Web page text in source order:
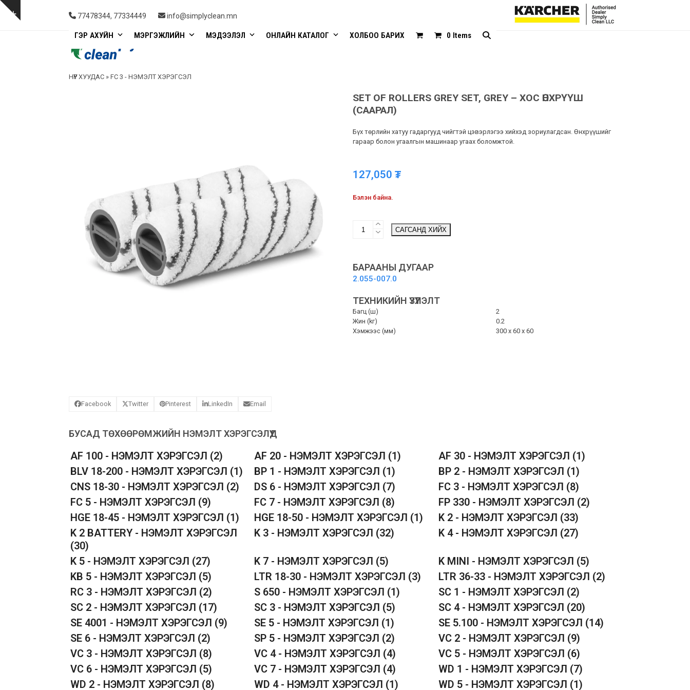
Skip
Show
77478344, 77334449 info@simplyclean.mn
ГЭР АХУЙН МЭРГЭЖЛИЙН МЭДЭЭЛЭЛ ОНЛАЙН КАТАЛОГ ХОЛБОО БАРИХ 0 Items
НҮҮР ХУУДАС »FC 3 - НЭМЭЛТ ХЭРЭГСЭЛ
SET OF ROLLERS GREY SET, GREY – ХОС ӨНХРҮҮШ
(СААРАЛ)
Бүх төрлийн хатуу гадаргууд чийгтэй цэвэрлэгээ хийхэд зориулагдсан. Өнхрүүшийг
гараар болон угаалгын машинаар угаах боломжтой.
127,050 ₮
Бэлэн байна.
set,
-
өнхрүүш
(саарал)
quantity
САГСАНД ХИЙХ
БАРААНЫ ДУГААР
2.055-007.0
ТЕХНИКИЙН ҮЗҮҮЛЭЛТ
Багц (ш)
2
Жин (kг)
0.2
Хэмжээс (мм)
300 х 60 х 60
Facebook Twitter Pinterest LinkedIn Email
БУСАД ТӨХӨӨРӨМЖИЙН НЭМЭЛТ ХЭРЭГСЭЛҮҮД
AF 100 - НЭМЭЛТ ХЭРЭГСЭЛ (2) AF 20 - НЭМЭЛТ ХЭРЭГСЭЛ (1) AF 30 - НЭМЭЛТ ХЭРЭГСЭЛ (1)
BLV 18-200 - НЭМЭЛТ ХЭРЭГСЭЛ (1) BP 1 - НЭМЭЛТ ХЭРЭГСЭЛ (1) BP 2 - НЭМЭЛТ ХЭРЭГСЭЛ (1)
CNS 18-30 - НЭМЭЛТ ХЭРЭГСЭЛ (2) DS 6 - НЭМЭЛТ ХЭРЭГСЭЛ (7) FC 3 - НЭМЭЛТ ХЭРЭГСЭЛ (8)
FC 5 - НЭМЭЛТ ХЭРЭГСЭЛ (9) FC 7 - НЭМЭЛТ ХЭРЭГСЭЛ (8) FP 330 - НЭМЭЛТ ХЭРЭГСЭЛ (2)
HGE 18-45 - НЭМЭЛТ ХЭРЭГСЭЛ (1) HGE 18-50 - НЭМЭЛТ ХЭРЭГСЭЛ (1) K 2 - НЭМЭЛТ ХЭРЭГСЭЛ (33)
K 2 BATTERY - НЭМЭЛТ ХЭРЭГСЭЛ
(30)
K 3 - НЭМЭЛТ ХЭРЭГСЭЛ (32) K 4 - НЭМЭЛТ ХЭРЭГСЭЛ (27)
K 5 - НЭМЭЛТ ХЭРЭГСЭЛ (27) K 7 - НЭМЭЛТ ХЭРЭГСЭЛ (5) K MINI - НЭМЭЛТ ХЭРЭГСЭЛ (5)
KB 5 - НЭМЭЛТ ХЭРЭГСЭЛ (5) LTR 18-30 - НЭМЭЛТ ХЭРЭГСЭЛ (3) LTR 36-33 - НЭМЭЛТ ХЭРЭГСЭЛ (2)
RC 3 - НЭМЭЛТ ХЭРЭГСЭЛ (2) S 650 - НЭМЭЛТ ХЭРЭГСЭЛ (1) SC 1 - НЭМЭЛТ ХЭРЭГСЭЛ (2)
SC 2 - НЭМЭЛТ ХЭРЭГСЭЛ (17) SC 3 - НЭМЭЛТ ХЭРЭГСЭЛ (5) SC 4 - НЭМЭЛТ ХЭРЭГСЭЛ (20)
SE 4001 - НЭМЭЛТ ХЭРЭГСЭЛ (9) SE 5 - НЭМЭЛТ ХЭРЭГСЭЛ (1) SE 5.100 - НЭМЭЛТ ХЭРЭГСЭЛ (14)
SE 6 - НЭМЭЛТ ХЭРЭГСЭЛ (2) SP 5 - НЭМЭЛТ ХЭРЭГСЭЛ (2) VC 2 - НЭМЭЛТ ХЭРЭГСЭЛ (9)
VC 3 - НЭМЭЛТ ХЭРЭГСЭЛ (8) VC 4 - НЭМЭЛТ ХЭРЭГСЭЛ (4) VC 5 - НЭМЭЛТ ХЭРЭГСЭЛ (6)
VC 6 - НЭМЭЛТ ХЭРЭГСЭЛ (5) VC 7 - НЭМЭЛТ ХЭРЭГСЭЛ (4) WD 1 - НЭМЭЛТ ХЭРЭГСЭЛ (7)
WD 2 - НЭМЭЛТ ХЭРЭГСЭЛ (8) WD 4 - НЭМЭЛТ ХЭРЭГСЭЛ (1) WD 5 - НЭМЭЛТ ХЭРЭГСЭЛ (1)